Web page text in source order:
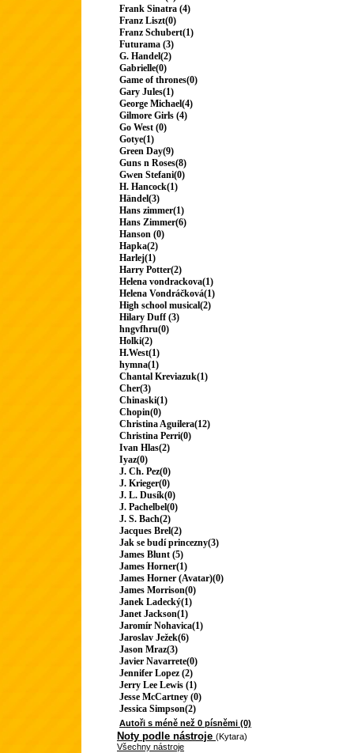
Frank Sinatra (4)
Franz Liszt(0)
Franz Schubert(1)
Futurama (3)
G. Handel(2)
Gabrielle(0)
Game of thrones(0)
Gary Jules(1)
George Michael(4)
Gilmore Girls (4)
Go West (0)
Gotye(1)
Green Day(9)
Guns n Roses(8)
Gwen Stefani(0)
H. Hancock(1)
Händel(3)
Hans zimmer(1)
Hans Zimmer(6)
Hanson (0)
Hapka(2)
Harlej(1)
Harry Potter(2)
Helena vondrackova(1)
Helena Vondráčková(1)
High school musical(2)
Hilary Duff (3)
hngvfhru(0)
Holki(2)
H.West(1)
hymna(1)
Chantal Kreviazuk(1)
Cher(3)
Chinaski(1)
Chopin(0)
Christina Aguilera(12)
Christina Perri(0)
Ivan Hlas(2)
Iyaz(0)
J. Ch. Pez(0)
J. Krieger(0)
J. L. Dusík(0)
J. Pachelbel(0)
J. S. Bach(2)
Jacques Brel(2)
Jak se budí princezny(3)
James Blunt (5)
James Horner(1)
James Horner (Avatar)(0)
James Morrison(0)
Janek Ladecký(1)
Janet Jackson(1)
Jaromír Nohavica(1)
Jaroslav Ježek(6)
Jason Mraz(3)
Javier Navarrete(0)
Jennifer Lopez (2)
Jerry Lee Lewis (1)
Jesse McCartney (0)
Jessica Simpson(2)
Autoři s méně než 0 písněmi (0)
Noty podle nástroje (Kytara)
Všechny nástroje